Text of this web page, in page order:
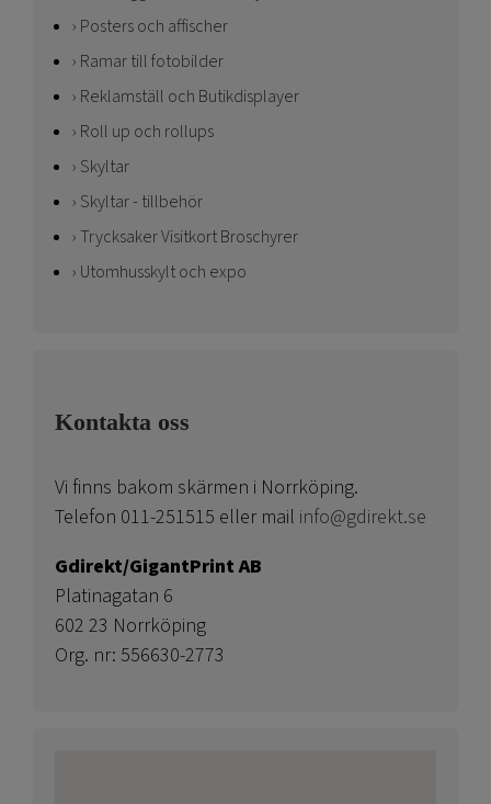
Posters och affischer
Ramar till fotobilder
Reklamställ och Butikdisplayer
Roll up och rollups
Skyltar
Skyltar - tillbehör
Trycksaker Visitkort Broschyrer
Utomhusskylt och expo
Kontakta oss
Vi finns bakom skärmen i Norrköping.
Telefon 011-251515 eller mail info@gdirekt.se
Gdirekt/GigantPrint AB
Platinagatan 6
602 23 Norrköping
Org. nr: 556630-2773